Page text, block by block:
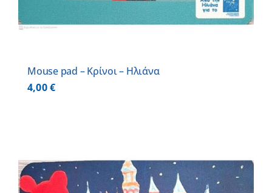
Mouse pad – Κρίνοι – Ηλιάνα
4,00€